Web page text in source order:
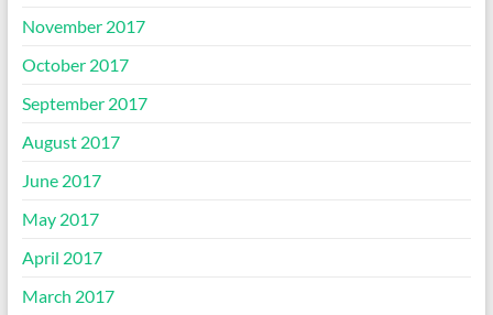
November 2017
October 2017
September 2017
August 2017
June 2017
May 2017
April 2017
March 2017